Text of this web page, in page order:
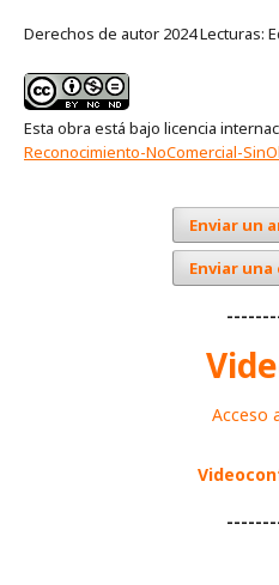
Derechos de autor 2024 Lecturas:
Esta obra está bajo licencia
Reconocimiento-NoComercial-
Enviar un
Enviar
Acceso